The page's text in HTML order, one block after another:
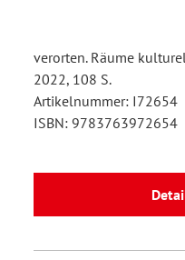
verorten. Räume
2022, 108 S.
Artikelnummer: I72654
ISBN: 9783763972654